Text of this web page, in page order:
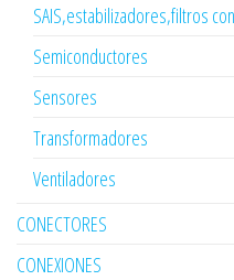
SAIS,estabilizadores,filtros
Semiconductores
Sensores
Transformadores
Ventiladores
CONECTORES
CONEXIONES